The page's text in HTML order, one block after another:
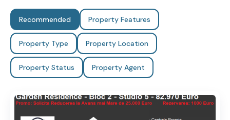
Recommended Property Features
Property Type Property Location
Property Status Property Agent